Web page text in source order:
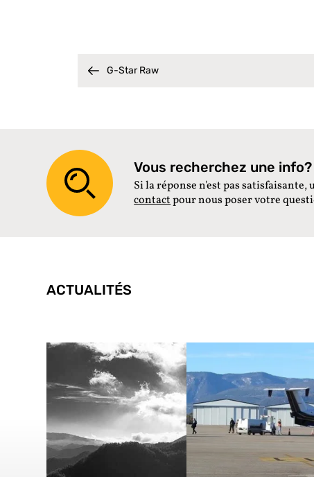
G-Star Raw
Vous recherchez une
Si la réponse n'est pas
contactpour nous poser votre
ACTUALITÉS